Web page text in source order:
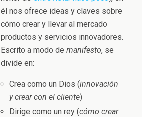
él nos ofrece ideas y claves sobre
cómo crear y llevar al mercado
productos y servicios innovadores.
Escrito a modo de manifesto, se
divide en:
Crea como un Dios (innovación
y crear con el cliente)
Dirige como un rey (cómo crear